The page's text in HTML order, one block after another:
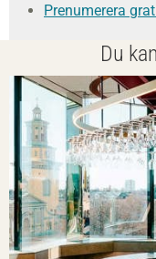
Prenumerera
Du